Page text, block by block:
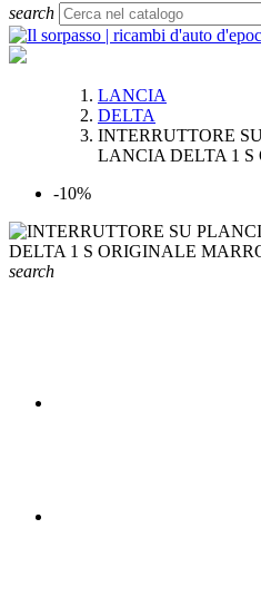
search
LANCIA
DELTA
INTERRUTTORE
LANCIA DELTA 1
-10%
search